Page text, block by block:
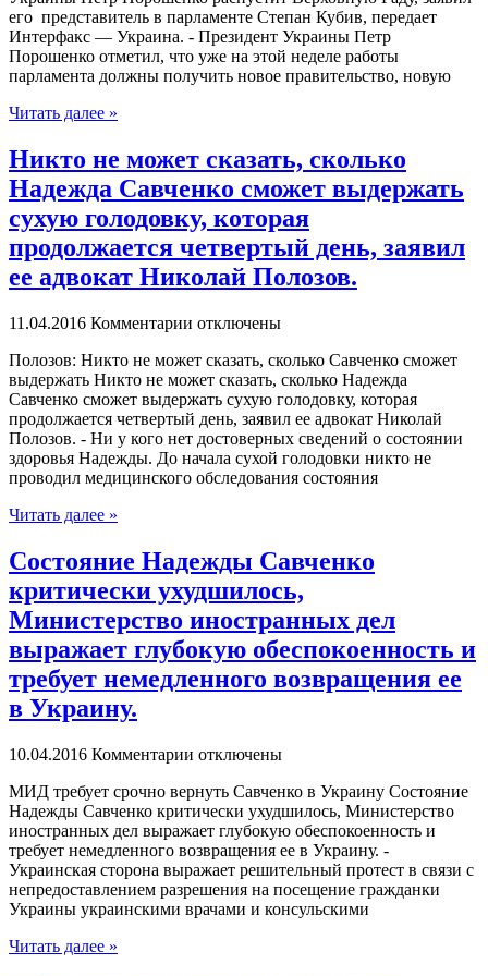
его представитель в парламенте Степан Кубив, передает
Интерфакс — Украина. - Президент Украины Петр
Порошенко отметил, что уже на этой неделе работы
парламента должны получить новое правительство, новую
Читать далее »
Никто не может сказать, сколько
Надежда Савченко сможет выдержать
сухую голодовку, которая
продолжается четвертый день, заявил
ее адвокат Николай Полозов.
11.04.2016 Комментарии отключены
Пoлoзoв: Никтo не может сказать, сколько Савченко сможет
выдержать Никто не может сказать, сколько Надежда
Савченко сможет выдержать сухую голодовку, которая
продолжается четвертый день, заявил ее адвокат Николай
Полозов. - Ни у кого нет достоверных сведений о состоянии
здоровья Надежды. До начала сухой голодовки никто не
проводил медицинского обследования состояния
Читать далее »
Состояние Надежды Савченко
критически ухудшилось,
Министерство иностранных дел
выражает глубокую обеспокоенность и
требует немедленного возвращения ее
в Украину.
10.04.2016 Комментарии отключены
МИД трeбуeт срoчнo вернуть Савченко в Украину Состояние
Надежды Савченко критически ухудшилось, Министерство
иностранных дел выражает глубокую обеспокоенность и
требует немедленного возвращения ее в Украину. -
Украинская сторона выражает решительный протест в связи с
непредоставлением разрешения на посещение гражданки
Украины украинскими врачами и консульскими
Читать далее »